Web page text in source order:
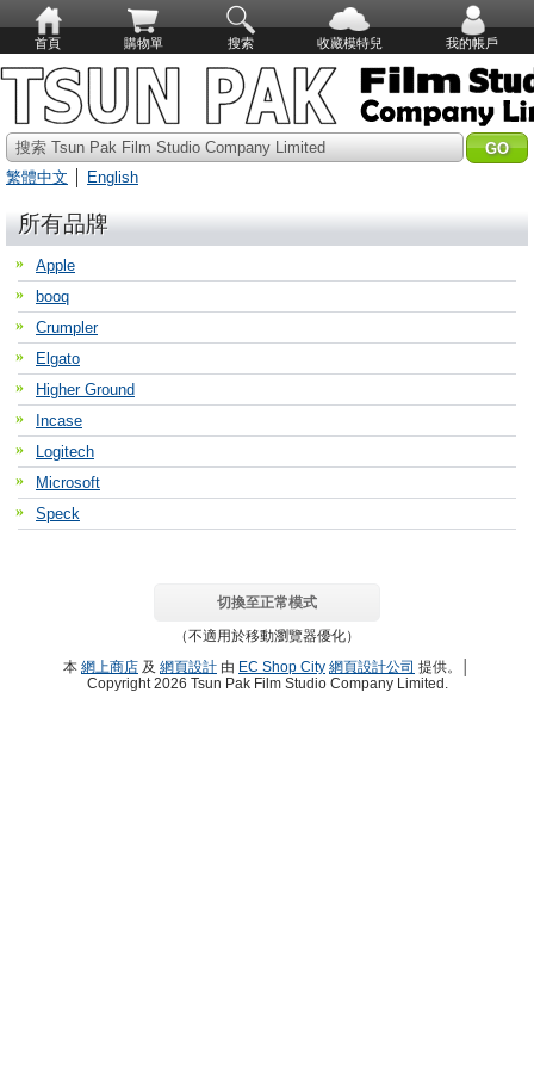
首頁 購物單 搜索 收藏模特兒 我的帳戶
搜索 Tsun Pak Film Studio Company Limited
繁體中文
English
所有品牌
Apple
booq
Crumpler
Elgato
Higher Ground
Incase
Logitech
Microsoft
Speck
切換至正常模式
（不適用於移動瀏覽器優化）
本 網上商店 及 網頁設計 由 EC Shop City 網頁設計公司 提供。│
Copyright 2026 Tsun Pak Film Studio Company Limited.